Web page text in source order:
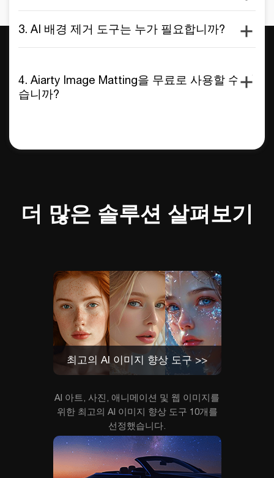
3. AI 배경 제거 도구는 누가 필요합니까?
4. Aiarty Image Matting을 무료로 사용할 수 있
습니까?
더 많은 솔루션 살펴보기
최고의 AI 이미지 향상 도구 >>
AI 아트, 사진, 애니메이션 및 웹 이미지를
위한 최고의 AI 이미지 향상 도구 10개를
선정했습니다.